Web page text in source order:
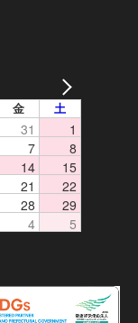
金 土
31
1
7
8
14
15
21
22
28
29
4 5